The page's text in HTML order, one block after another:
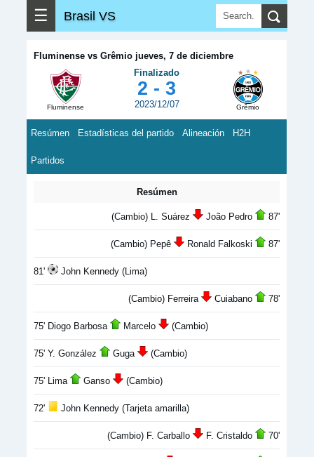
☰ Brasil VS
Fluminense vs Grêmio jueves, 7 de diciembre
Fluminense
Finalizado
2 - 3
2023/12/07 Grêmio
Resúmen Estadísticas del partido Alineación H2H
Partidos
Resúmen
(Cambio) L. Suárez João Pedro 87'
(Cambio) Pepê Ronald Falkoski 87'
81' John Kennedy (Lima)
(Cambio) Ferreira Cuiabano 78'
75' Diogo Barbosa Marcelo (Cambio)
75' Y. González Guga (Cambio)
75' Lima Ganso (Cambio)
72' John Kennedy (Tarjeta amarilla)
(Cambio) F. Carballo F. Cristaldo 70'